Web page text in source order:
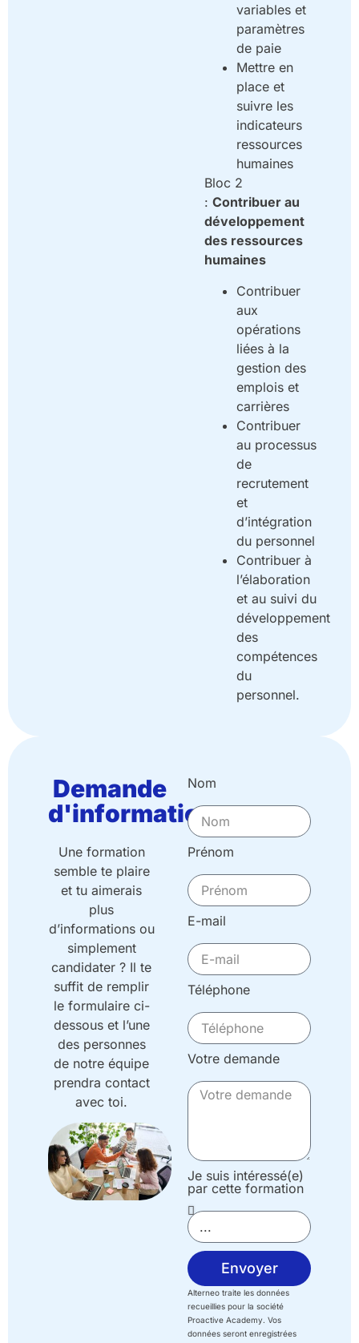
variables et
paramètres
de paie
Mettre en
place et
suivre les
indicateurs
ressources
humaines
Bloc 2
:Contribuer au
développement
des ressources
humaines
Contribuer
aux
opérations
liées à la
gestion des
emplois et
carrières
Contribuer
au processus
de
recrutement
et
d’intégration
du personnel
Contribuer à
l’élaboration
et au suivi du
développement
des
compétences
du
personnel.
Demande
d'informations
Une formation
semble te plaire
et tu aimerais
plus
d’informations ou
simplement
candidater ? Il te
suffit de remplir
le formulaire ci-
dessous et l’une
des personnes
de notre équipe
prendra contact
avec toi.
Nom
Prénom
E-mail
Téléphone
Votre demande
Je suis intéressé(e)
par cette formation
Envoyer
Alterneo traite les données
recueillies pour la société
Proactive Academy. Vos
données seront enregistrées